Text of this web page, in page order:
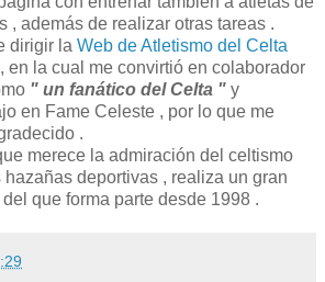
, además de realizar otras tareas .
dirigir la Web de Atletismo del Celta
en la cual me convirtió en colaborador
" un fanático del Celta " y
en Fame Celeste , por lo que me
.
merece la admiración del celtismo
hazañas deportivas , realiza un gran
que forma parte desde 1998 .